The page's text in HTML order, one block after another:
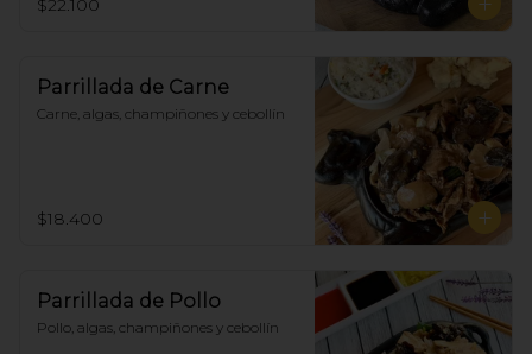
$22.100
Parrillada de Carne
Carne, algas, champiñones y cebollín
$18.400
Parrillada de Pollo
Pollo, algas, champiñones y cebollín